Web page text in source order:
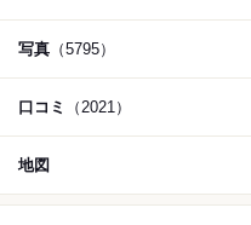
写真 （5795）
口コミ （2021）
地図